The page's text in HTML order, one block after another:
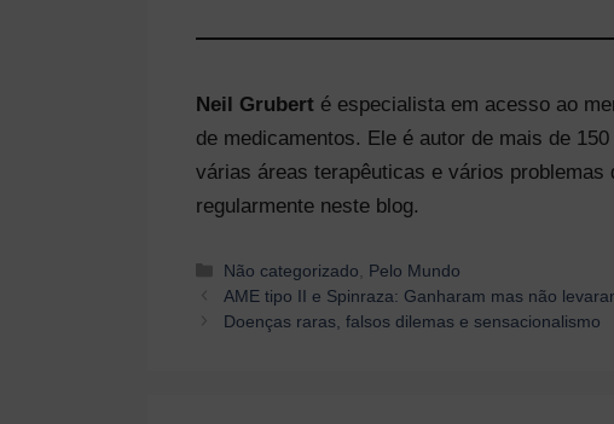
Neil Grubert é especialista em acesso ao
de medicamentos. Ele é autor de mais de
várias áreas terapêuticas e vários problemas
regularmente neste blog.
Categorias
Não categorizado
Pelo Mundo
Navegação
de
AME tipo II e Spinraza: Ganharam mas não
Doenças raras, falsos dilemas e sensacionalismo